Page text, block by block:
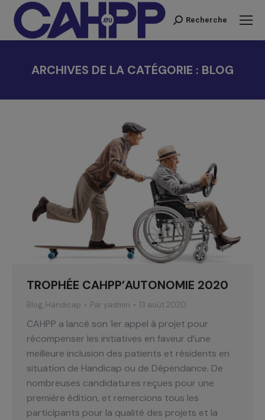
Recherche
Recherche
ARCHIVES DE LA CATÉGORIE : BLOG
TROPHÉE CAHPP’AUTONOMIE 2020
Blog, Handicap Par yadmin 13 août 2020
CAHPP a lancé son 1er appel à projet pour
récompenser les initiatives en faveur d’une
meilleure inclusion des patients et résidents en
situation de Handicap ou de Dépendance. De
nombreuses candidatures reçues pour une
première édition, et remercions tous les
participants pour la qualité des projets et la